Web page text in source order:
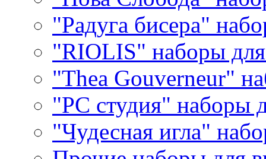
"Радуга бисера"
"RIOLIS" наборы
"Thea Gouverneur"
"РС студия" наборы
"Чудесная игла"